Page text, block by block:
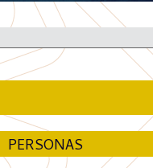
PERSONAS